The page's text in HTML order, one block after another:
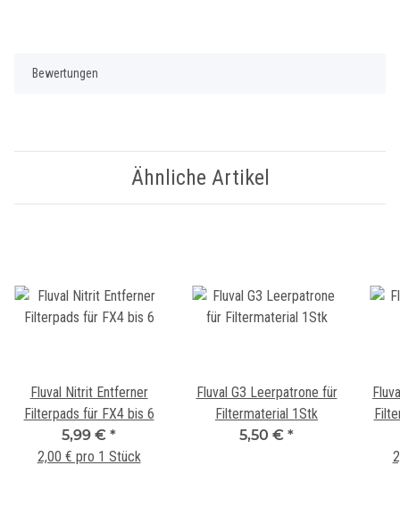
Bewertungen
Ähnliche Artikel
Fluval Nitrit Entferner
Filterpads für FX4 bis 6
5,99 € *
2,00 € pro 1 Stück
Fluval G3 Leerpatrone für
Filtermaterial 1Stk
5,50 € *